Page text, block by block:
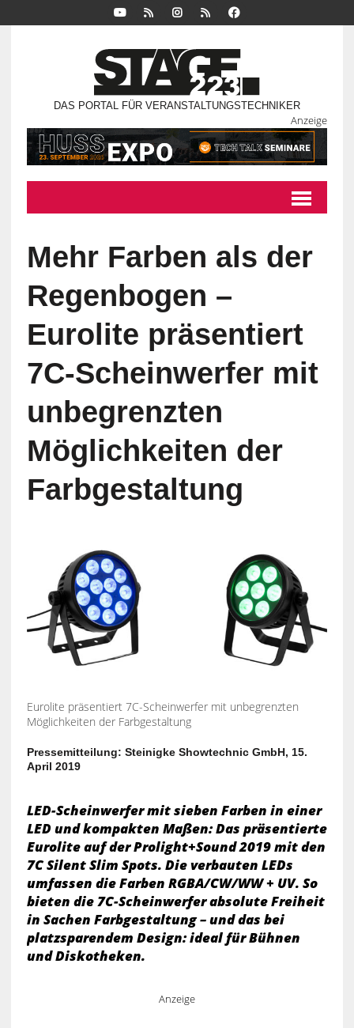
DAS PORTAL FÜR VERANSTALTUNGSTECHNIKER
Anzeige
Mehr Farben als der
Regenbogen –
Eurolite präsentiert
7C-Scheinwerfer mit
unbegrenzten
Möglichkeiten der
Farbgestaltung
Eurolite präsentiert 7C-Scheinwerfer mit unbegrenzten
Möglichkeiten der Farbgestaltung
Pressemitteilung: Steinigke Showtechnic GmbH, 15.
April 2019
LED-Scheinwerfer mit sieben Farben in einer
LED und kompakten Maßen: Das präsentierte
Eurolite auf der Prolight+Sound 2019 mit den
7C Silent Slim Spots. Die verbauten LEDs
umfassen die Farben RGBA/CW/WW + UV. So
bieten die 7C-Scheinwerfer absolute Freiheit
in Sachen Farbgestaltung – und das bei
platzsparendem Design: ideal für Bühnen
und Diskotheken.
Anzeige